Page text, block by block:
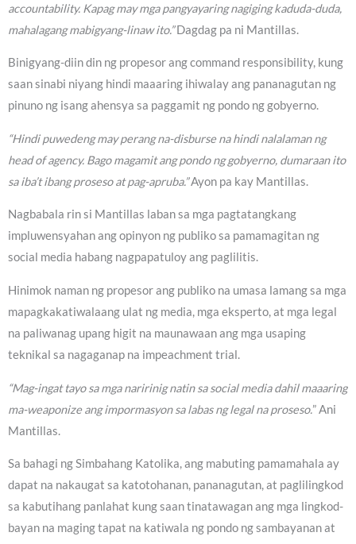
accountability. Kapag may mga pangyayaring nagiging kaduda-duda,
mahalagang mabigyang-linaw ito.”Dagdag pa ni Mantillas.
Binigyang-diin din ng propesor ang command responsibility, kung
saan sinabi niyang hindi maaaring ihiwalay ang pananagutan ng
pinuno ng isang ahensya sa paggamit ng pondo ng gobyerno.
“Hindi puwedeng may perang na-disburse na hindi nalalaman ng
head of agency. Bago magamit ang pondo ng gobyerno, dumaraan ito
sa iba’t ibang proseso at pag-apruba.”Ayon pa kay Mantillas.
Nagbabala rin si Mantillas laban sa mga pagtatangkang
impluwensyahan ang opinyon ng publiko sa pamamagitan ng
social media habang nagpapatuloy ang paglilitis.
Hinimok naman ng propesor ang publiko na umasa lamang sa mga
mapagkakatiwalaang ulat ng media, mga eksperto, at mga legal
na paliwanag upang higit na maunawaan ang mga usaping
teknikal sa nagaganap na impeachment trial.
“Mag-ingat tayo sa mga naririnig natin sa social media dahil maaaring
ma-weaponize ang impormasyon sa labas ng legal na proseso.” Ani
Mantillas.
Sa bahagi ng Simbahang Katolika, ang mabuting pamamahala ay
dapat na nakaugat sa katotohanan, pananagutan, at paglilingkod
sa kabutihang panlahat kung saan tinatawagan ang mga lingkod-
bayan na maging tapat na katiwala ng pondo ng sambayanan at